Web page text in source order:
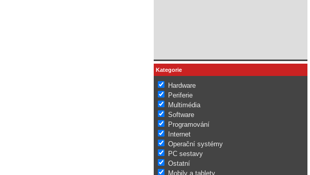
Kategorie
Hardware
Periferie
Multimédia
Software
Programování
Internet
Operační systémy
PC sestavy
Ostatní
Mobily a tablety